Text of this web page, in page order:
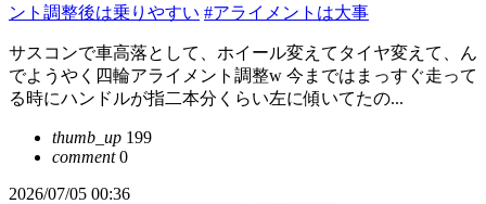
ント調整後は乗りやすい #アライメントは大事
サスコンで車高落として、ホイール変えてタイヤ変えて、ん
でようやく四輪アライメント調整w 今まではまっすぐ走って
る時にハンドルが指二本分くらい左に傾いてたの...
thumb_up 199
comment0
2026/07/05 00:36